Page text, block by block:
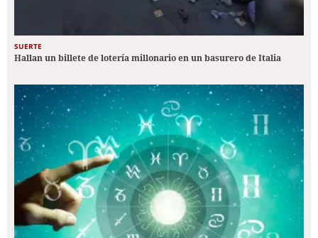
SUERTE
Hallan un billete de lotería millonario en un basurero de Italia